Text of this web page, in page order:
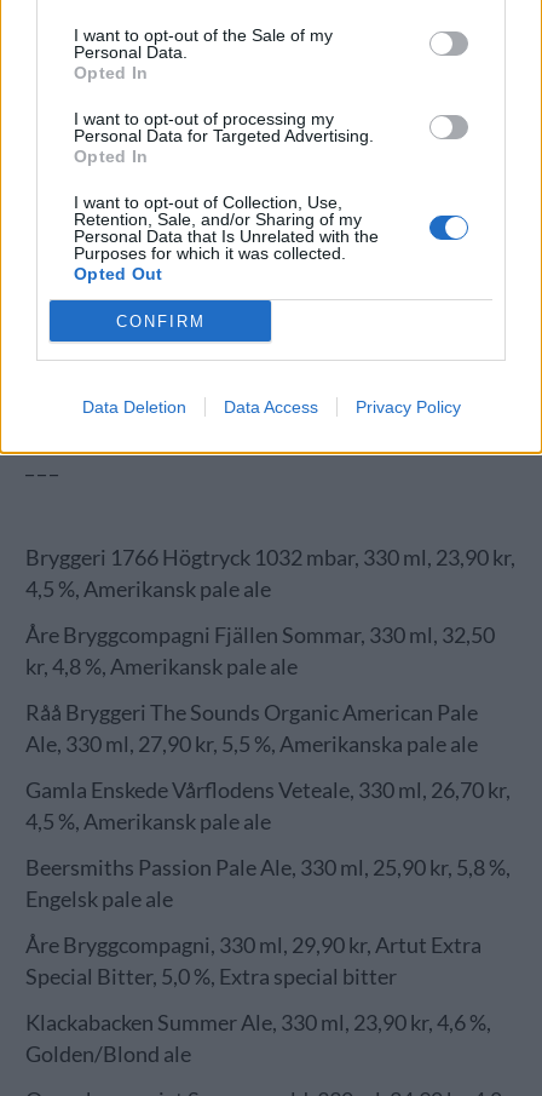
I want to opt-out of the Sale of my
Personal Data.
Opted In
I want to opt-out of processing my
Personal Data for Targeted Advertising.
Opted In
I want to opt-out of Collection, Use,
Retention, Sale, and/or Sharing of my
Personal Data that Is Unrelated with the
Purposes for which it was collected.
Opted Out
CONFIRM
Data Deletion Data Access Privacy Policy
Ekerö Brygghus Session IPA, 330 ml, 30,90 kr, 4,2 %,
Session IPA
Beer Studio Lo-Fi Session IPA, 330 ml, 30,90 kr, 4,2
%, Session IPA
4,7 %, Session IPA
Möllys Mosaic, 330 ml, 29,50 kr, 5,8 %, Amerikansk
pale ale
Stigbergets American Pale Ale, 330 ml, 30,90 kr, 5,2
Bryggeri 1766 Högtryck 1032 mbar, 330 ml, 23,90 kr,
4,5 %, Amerikansk pale ale
Åre Bryggcompagni Fjällen Sommar, 330 ml, 32,50
kr, 4,8 %, Amerikansk pale ale
Råå Bryggeri The Sounds Organic American Pale
Ale, 330 ml, 27,90 kr, 5,5 %, Amerikanska pale ale
Gamla Enskede Vårflodens Veteale, 330 ml, 26,70 kr,
4,5 %, Amerikansk pale ale
Beersmiths Passion Pale Ale, 330 ml, 25,90 kr, 5,8 %,
Engelsk pale ale
Åre Bryggcompagni, 330 ml, 29,90 kr, Artut Extra
Special Bitter, 5,0 %, Extra special bitter
Klackabacken Summer Ale, 330 ml, 23,90 kr, 4,6 %,
Golden/Blond ale